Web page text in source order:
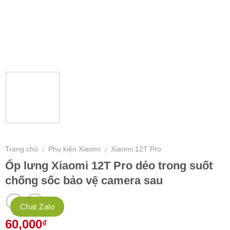
Trang chủ / Phụ kiện Xiaomi / Xiaomi 12T Pro
Ốp lưng Xiaomi 12T Pro dẻo trong suốt
chống sốc bảo vệ camera sau
60,000₫
Chat Zalo